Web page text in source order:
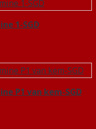
1-SGD
P1 van kem-SGD